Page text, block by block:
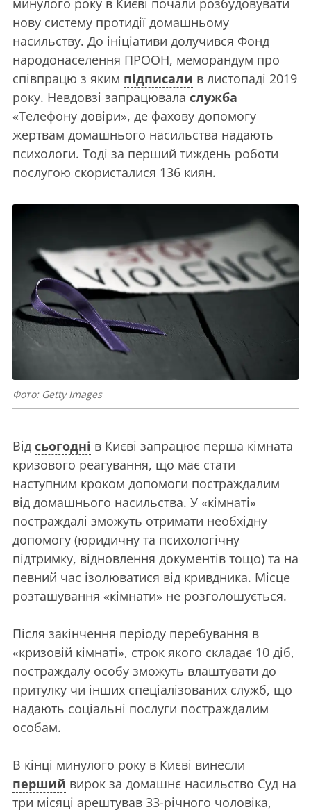
нову систему протидії домашньому
насильству. До ініціативи долучився Фонд
народонаселення ПРООН, меморандум про
співпрацю з яким підписали в листопаді 2019
року. Невдовзі запрацювала служба
«Телефону довіри», де фахову допомогу
жертвам домашнього насильства надають
психологи. Тоді за перший тиждень роботи
послугою скористалися 136 киян.
Фото: Getty Images
Від сьогодні в Києві запрацює перша кімната
кризового реагування, що має стати
наступним кроком допомоги постраждалим
від домашнього насильства. У «кімнаті»
постраждалі зможуть отримати необхідну
допомогу (юридичну та психологічну
підтримку, відновлення документів тощо) та на
певний час ізолюватися від кривдника. Місце
розташування «кімнати» не розголошується.
Після закінчення періоду перебування в
«кризовій кімнаті», строк якого складає 10 діб,
постраждалу особу зможуть влаштувати до
притулку чи інших спеціалізованих служб, що
надають соціальні послуги постраждалим
особам.
В кінці минулого року в Києві винесли
перший вирок за домашнє насильство Суд на
три місяці арештував 33-річного чоловіка,